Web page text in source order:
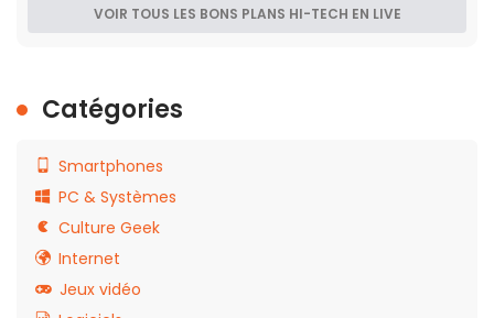
VOIR TOUS LES BONS PLANS HI-TECH EN LIVE
Catégories
Smartphones
PC & Systèmes
Culture Geek
Internet
Jeux vidéo